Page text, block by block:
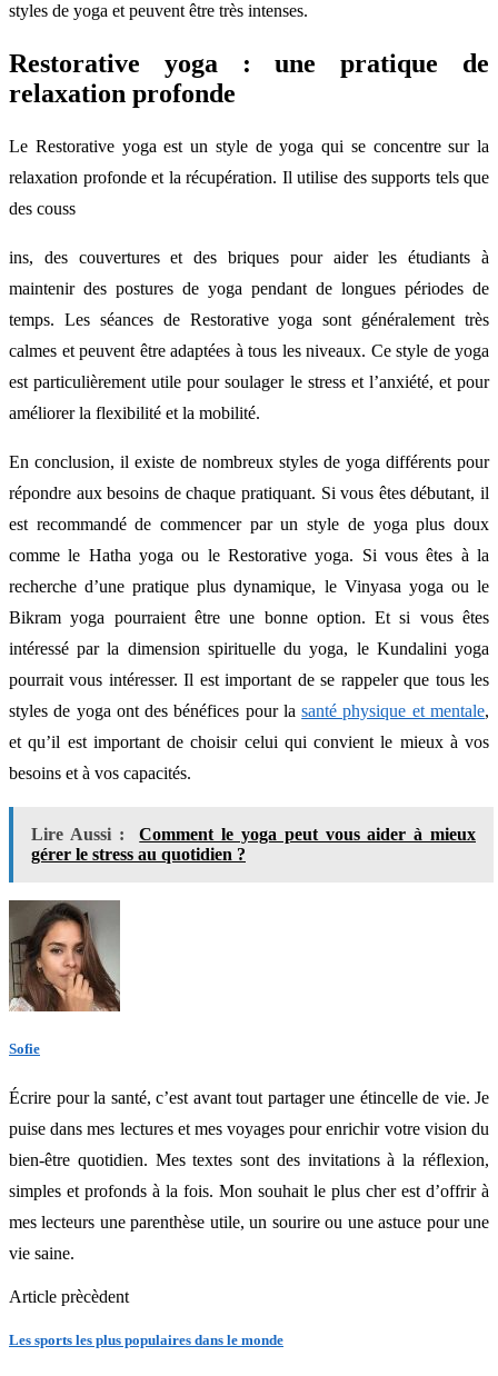
styles de yoga et peuvent être très intenses.
Restorative yoga : une pratique de
relaxation profonde
Le Restorative yoga est un style de yoga qui se concentre sur la
relaxation profonde et la récupération. Il utilise des supports tels que
des couss
ins, des couvertures et des briques pour aider les étudiants à
maintenir des postures de yoga pendant de longues périodes de
temps. Les séances de Restorative yoga sont généralement très
calmes et peuvent être adaptées à tous les niveaux. Ce style de yoga
est particulièrement utile pour soulager le stress et l’anxiété, et pour
améliorer la flexibilité et la mobilité.
En conclusion, il existe de nombreux styles de yoga différents pour
répondre aux besoins de chaque pratiquant. Si vous êtes débutant, il
est recommandé de commencer par un style de yoga plus doux
comme le Hatha yoga ou le Restorative yoga. Si vous êtes à la
recherche d’une pratique plus dynamique, le Vinyasa yoga ou le
Bikram yoga pourraient être une bonne option. Et si vous êtes
intéressé par la dimension spirituelle du yoga, le Kundalini yoga
pourrait vous intéresser. Il est important de se rappeler que tous les
styles de yoga ont des bénéfices pour lasanté physique et mentale,
et qu’il est important de choisir celui qui convient le mieux à vos
besoins et à vos capacités.
Lire Aussi :
Comment le yoga peut vous aider à mieux
gérer le stress au quotidien ?
Sofie
Écrire pour la santé, c’est avant tout partager une étincelle de vie. Je
puise dans mes lectures et mes voyages pour enrichir votre vision du
bien-être quotidien. Mes textes sont des invitations à la réflexion,
simples et profonds à la fois. Mon souhait le plus cher est d’offrir à
mes lecteurs une parenthèse utile, un sourire ou une astuce pour une
vie saine.
Article prècèdent
Les sports les plus populaires dans le monde